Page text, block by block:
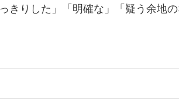
きりした」「明確な」「疑う余地